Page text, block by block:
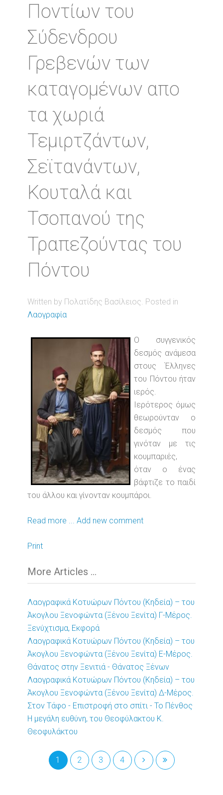
Ποντίων του
Σύδενδρου
Γρεβενών των
καταγομένων απο
τα χωριά
Τεμιρτζάντων,
Σεϊτανάντων,
Κουταλά και
Τσοπανού της
Τραπεζούντας του
Πόντου
Written by Πολατίδης Βασίλειος. Posted in
Λαογραφία
Ο συγγενικός
δεσμός ανάμεσα
στους Έλληνες
του Πόντου ήταν
ιερός.
Ιερότερος όμως
θεωρούνταν ο
δεσμός που
γινόταν με τις
κουμπαριές,
όταν ο ένας
βάφτιζε το παιδί
του άλλου και γίνονταν κουμπάροι.
Read more ... Add new comment
Print
More Articles ...
Λαογραφικά Κοτυώρων Πόντου (Κηδεία) – του
Άκογλου Ξενοφώντα (Ξένου Ξενίτα) Γ-Μέρος.
Ξενύχτισμα, Εκφορά
Λαογραφικά Κοτυώρων Πόντου (Κηδεία) – του
Άκογλου Ξενοφώντα (Ξένου Ξενίτα) Ε-Μέρος.
Θάνατος στην Ξενιτιά - Θάνατος Ξένων
Λαογραφικά Κοτυώρων Πόντου (Κηδεία) – του
Άκογλου Ξενοφώντα (Ξένου Ξενίτα) Δ-Μέρος.
Στον Τάφο - Επιστροφή στο σπίτι - Το Πένθος
Η μεγάλη ευθύνη, του Θεοφύλακτου Κ.
Θεοφυλάκτου
1 2 3 4